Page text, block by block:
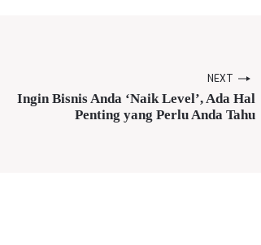
NEXT
Ingin Bisnis Anda ‘Naik Level’, Ada Hal
Penting yang Perlu Anda Tahu